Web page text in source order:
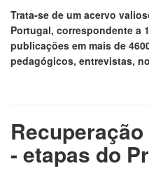
Trata-se de um acervo
Portugal, correspondente a
publicações em mais de
pedagógicos, entrevistas,
- etapas do